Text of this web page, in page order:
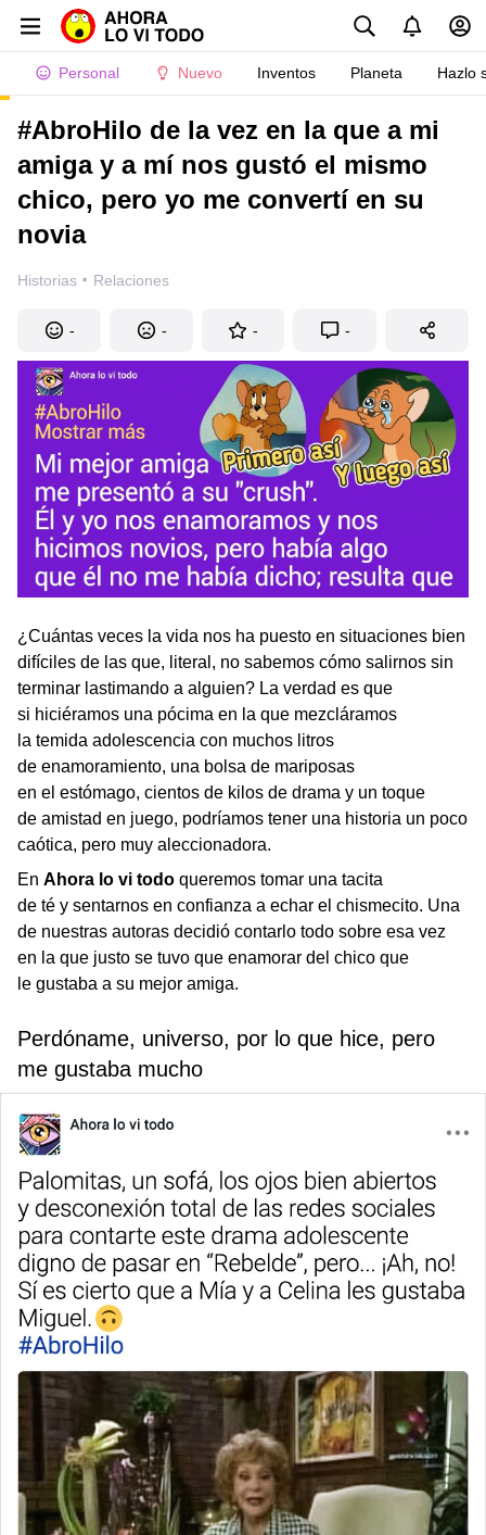
Personal Nuevo Inventos Planeta Hazlo
#AbroHilo de la vez en la que a mi
amiga y a mí nos gustó el mismo
chico, pero yo me convertí en su
novia
Historias · Relaciones
- - - -
¿Cuántas veces la vida nos ha puesto en situaciones bien
difíciles de las que, literal, no sabemos cómo salirnos sin
terminar lastimando a alguien? La verdad es que
si hiciéramos una pócima en la que mezcláramos
la temida adolescencia con muchos litros
de enamoramiento, una bolsa de mariposas
en el estómago, cientos de kilos de drama y un toque
de amistad en juego, podríamos tener una historia un poco
caótica, pero muy aleccionadora.
En Ahora lo vi todo queremos tomar una tacita
de té y sentarnos en confianza a echar el chismecito. Una
de nuestras autoras decidió contarlo todo sobre esa vez
en la que justo se tuvo que enamorar del chico que
le gustaba a su mejor amiga.
Perdóname, universo, por lo que hice, pero
me gustaba mucho